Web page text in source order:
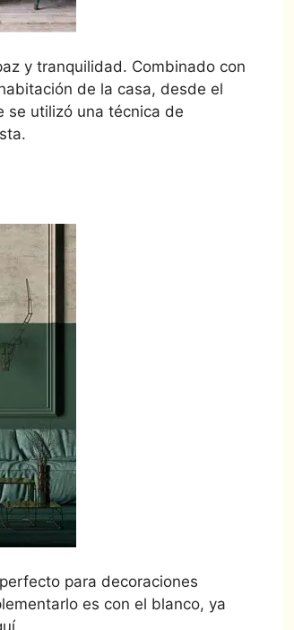
y tranquilidad. Combinado con
de la casa, desde el
se utilizó una técnica de
para decoraciones
es con el blanco, ya